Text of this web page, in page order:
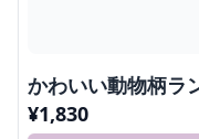
かわいい動物柄ラ
¥1,830